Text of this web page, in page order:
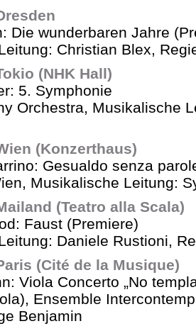
Die wunderbaren Jahre
Christian Blex,
(NHK Hall)
5. Symphonie
Orchestra, Musikalische
(Konzerthaus)
Gesualdo senza
Musikalische Leitung:
(Teatro alla Scala)
Faust (Premiere)
Daniele Rustioni,
(Cité de la Musique)
Viola Concerto „No
Ensemble
Benjamin